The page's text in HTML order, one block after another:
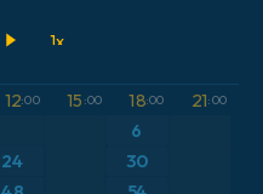
12:00 15 :00 18:00 21:00
6
24
30